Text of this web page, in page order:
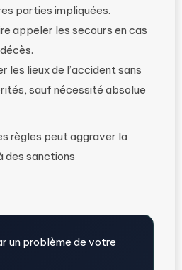
parties impliquées.
appeler les secours en cas
les lieux de l’accident sans
sauf nécessité absolue
règles peut aggraver la
des sanctions
un problème de votre